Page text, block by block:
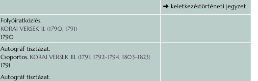
keletkezéstörténeti jegyzet
Folyóiratközlés.
KORAI VERSEK II. (1790, 1791)
1790
Autográf tisztázat.
Csoportos. KORAI VERSEK III. (1791, 1792–1794, 1803–1823)
1791
Autográf tisztázat.